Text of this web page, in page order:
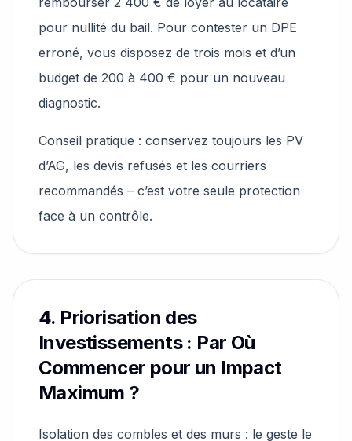
pour nullité du bail. Pour contester un DPE
erroné, vous disposez de trois mois et d’un
budget de 200 à 400 € pour un nouveau
diagnostic.
Conseil pratique : conservez toujours les PV
d’AG, les devis refusés et les courriers
recommandés – c’est votre seule protection
face à un contrôle.
4. Priorisation des
Investissements : Par Où
Commencer pour un Impact
Maximum ?
Isolation des combles et des murs : le geste le